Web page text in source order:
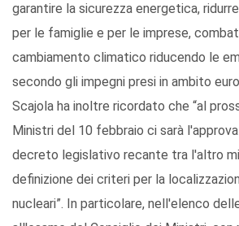
garantire la sicurezza energetica,
per le famiglie e per le imprese,
cambiamento climatico riducendo le
secondo gli impegni presi in ambito
Scajola ha inoltre ricordato che “al
Ministri del 10 febbraio ci sarà
decreto legislativo recante tra l'altro
definizione dei criteri per la
nucleari”. In particolare, nell'elenco